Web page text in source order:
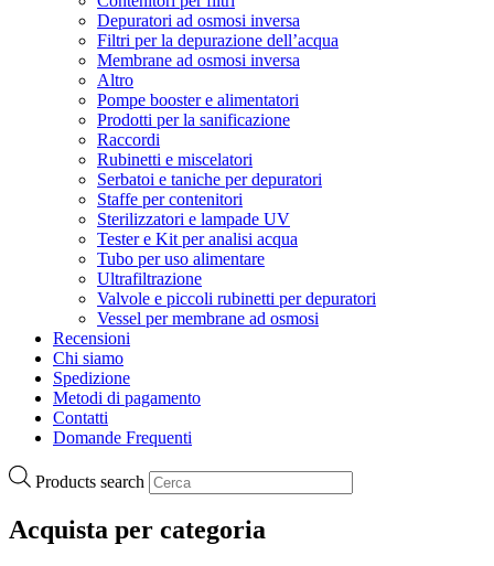
Depuratori ad osmosi inversa
Filtri per la depurazione dell’acqua
Membrane ad osmosi inversa
Altro
Pompe booster e alimentatori
Prodotti per la sanificazione
Raccordi
Rubinetti e miscelatori
Serbatoi e taniche per depuratori
Staffe per contenitori
Sterilizzatori e lampade UV
Tester e Kit per analisi acqua
Tubo per uso alimentare
Ultrafiltrazione
Valvole e piccoli rubinetti per depuratori
Vessel per membrane ad osmosi
Recensioni
Chi siamo
Spedizione
Metodi di pagamento
Contatti
Domande Frequenti
Products search
Acquista per categoria